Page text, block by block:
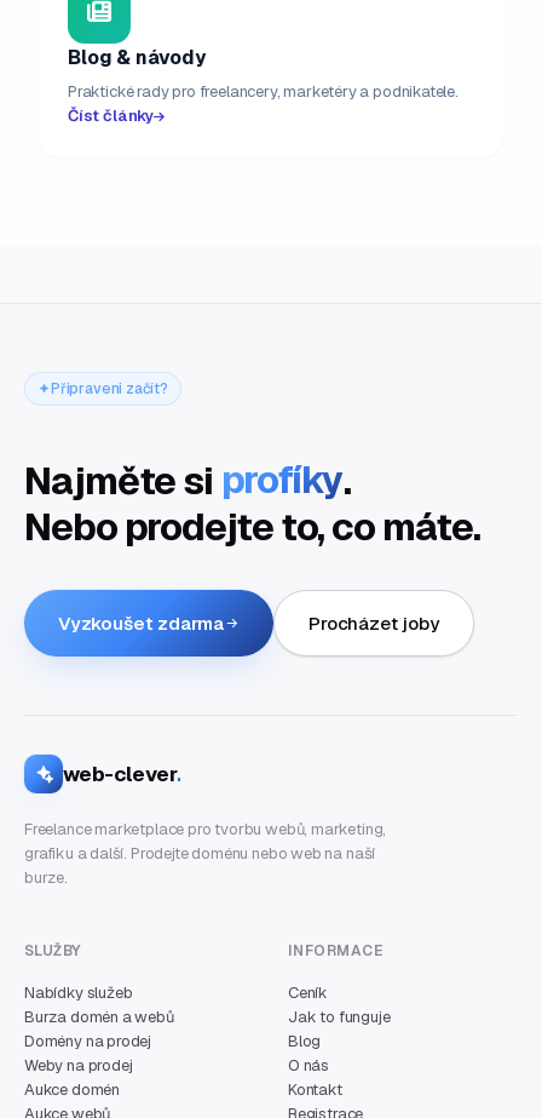
Blog & návody
Praktické rady pro freelancery, marketéry a podnikatele.
Číst články
Připraveni začít?
Najměte si profíky.
Nebo prodejte to, co máte.
Vyzkoušet zdarma Procházet joby
web-clever.
Freelance marketplace pro tvorbu webů, marketing,
grafiku a další. Prodejte doménu nebo web na naší
burze.
SLUŽBY
Nabídky služeb
Burza domén a webů
Domény na prodej
Weby na prodej
Aukce domén
Aukce webů
INFORMACE
Ceník
Jak to funguje
Blog
O nás
Kontakt
Registrace